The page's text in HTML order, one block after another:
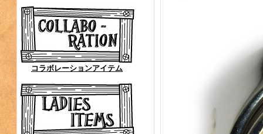
コラボレーションアイテム